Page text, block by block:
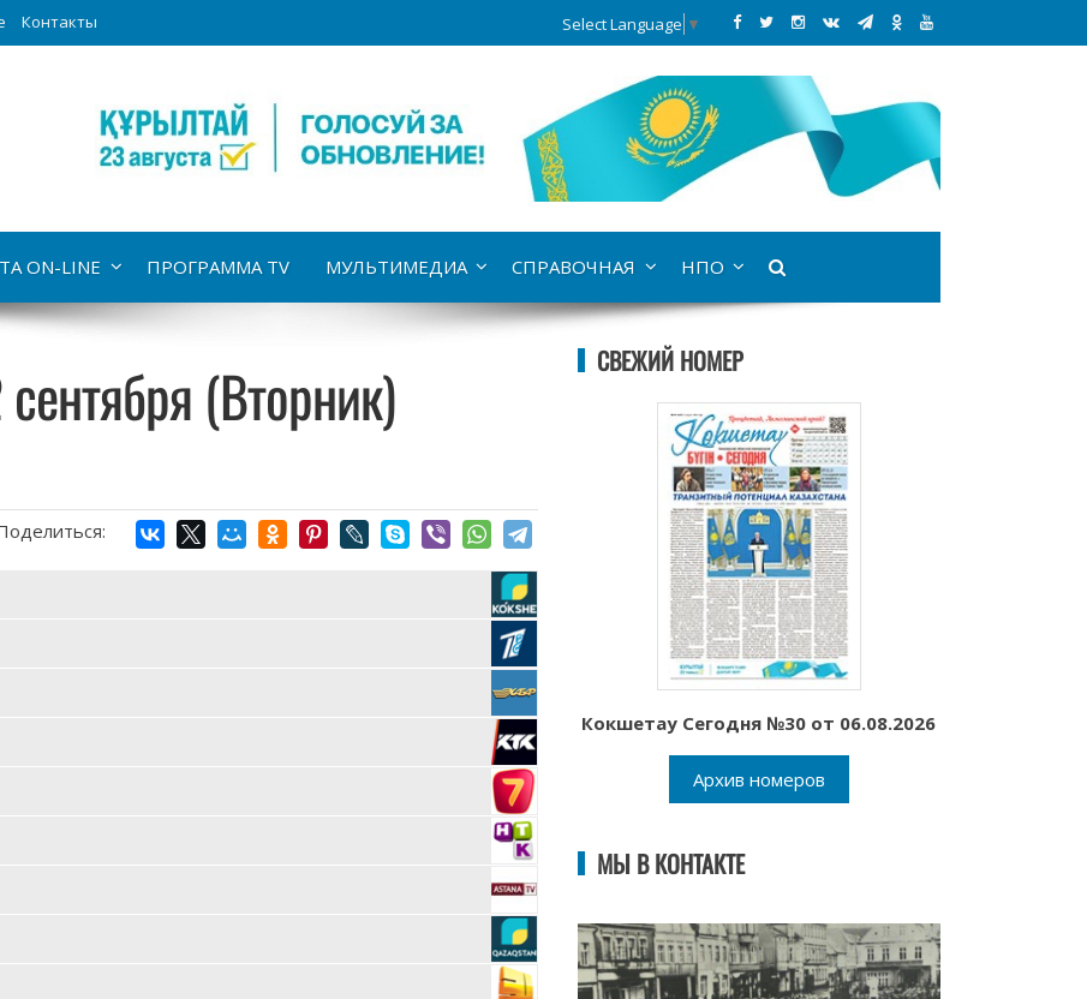
Контакты Select Language ▼
ON-LINE ПРОГРАММА TV МУЛЬТИМЕДИА СПРАВОЧНАЯ НПО
(Вторник) СВЕЖИЙ НОМЕР
Кокшетау Сегодня №30 от 06.08.2026
Архив номеров
МЫ В КОНТАКТЕ